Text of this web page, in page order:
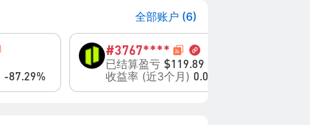
全部账户 (6)
-87.29%
#3767****
已结算盈亏 $119.89
收益率 (近3个月) 0.00%